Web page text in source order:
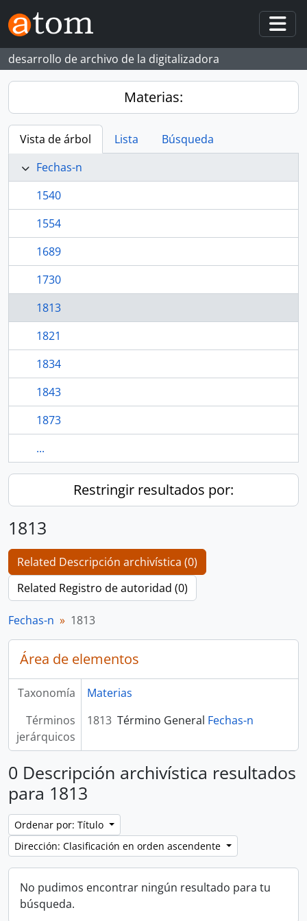
Skip to main content
desarrollo de archivo de la digitalizadora
Materias:
Vista de árbol Lista
Búsqueda
Fechas-n
1540
1554
1689
1730
1813
1821
1834
1843
1873
...
Restringir resultados por:
1813
Related Descripción archivística (0)
Related Registro de autoridad (0)
Fechas-n 1813
Área de elementos
Taxonomía
Materias
Términos
jerárquicos
1813 Término General Fechas-n
0 Descripción archivística resultados
para 1813
Ordenar por: Título
Dirección: Clasificación en orden ascendente
No pudimos encontrar ningún resultado para tu
búsqueda.